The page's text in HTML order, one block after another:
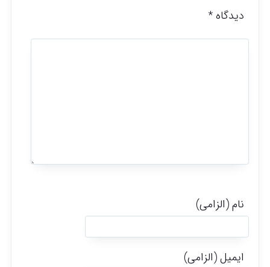
دیدگاه*
نام (الزامی)
ایمیل (الزامی)